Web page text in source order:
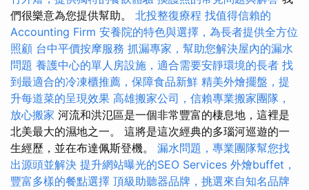
們很樂意為您提供幫助。 北投整復療程 找值得信賴的
Accounting Firm 安養院的特色與選擇，為長者提供全方位
照顧 台中平價按摩服務 抓漏專家，幫助您解決屋內的漏水
問題 養護中心的單人房設施，適合需要安靜環境的長者 找
到最適合的冷凍櫃推薦，保障食品新鮮 精美外燴擺盤，提
升每道菜的呈現效果 高雄搬家公司，信賴專業搬家團隊，
放心搬家 河流和洪氾區是一個非常豐富的棲息地，這裡是
北美最大的濕地之一。 這將是這次經典的多瑙河巡遊的一
生經歷，並在布達佩斯登機。 漏水問題，專業團隊幫您找
出源頭並解決 提升網站曝光的SEO Services 外燴buffet，
豐富多樣的餐點選擇 頂級助聽器品牌，挑選來自知名品牌